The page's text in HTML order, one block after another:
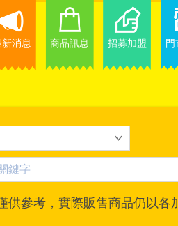
消息 商品訊息 招募加盟 門
供參考，實際販售商品仍以各